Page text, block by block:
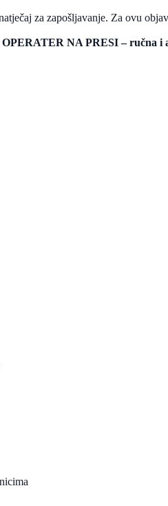
za zapošljavanje. Za ovu
OPERATER NA PRESI – ručna i